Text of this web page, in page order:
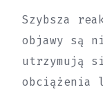
Szybsza
objawy są
utrzymują
obciążenia